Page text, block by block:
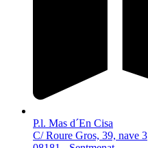
P.l. Mas d´En Cisa
C/ Roure Gros, 39, nave 3